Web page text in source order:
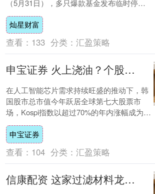
（5月31日），多只爆款基金发布临时停牌
公告，并提示溢价风险！ 景顺长城基金管理
有....
灿星财富
查看： 133 分类： 汇盈策略
申宝证券 火上浇油？个股期权、杠杆ETF陆续上市，全球最强股指能否挑战10000点
在人工智能芯片需求持续旺盛的推动下，韩
国股市总市值今年跃居全球第七大股票市
场，Kospi指数以超过70%的年内涨幅成为主
要市场中表现最佳的股指。在假日休市结束
后....
申宝证券
查看： 104 分类： 汇盈策略
信康配资 这家过滤材料龙头拟易主！金丹良等将以超14亿元收购控股权，承诺3年内不将游戏资产注入